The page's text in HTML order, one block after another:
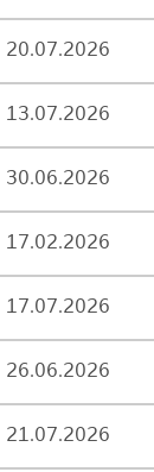
20.07.2026
13.07.2026
30.06.2026
17.02.2026
17.07.2026
26.06.2026
21.07.2026